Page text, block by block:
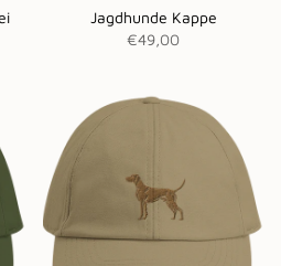
Jagdhunde Kappe
€49,00